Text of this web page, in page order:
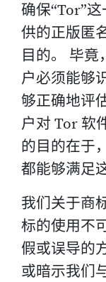
确保“Tor”
供的正版匿
目的。 毕竟
户必须能够
够正确地评
户对 Tor 软
的目的在于
都能够满足
我们关于商
标的使用不
假或误导的
或暗示我们